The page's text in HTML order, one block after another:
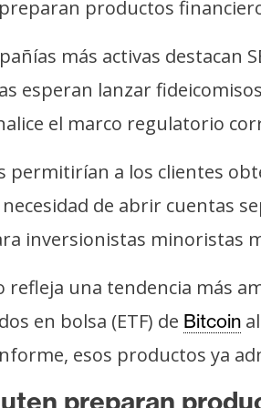
productos
más activas destacan
esperan lanzar
el marco regulatorio
permitirían a los clientes
de abrir cuentas
inversionistas minoristas
refleja una tendencia más
en bolsa (ETF) de Bitcoin
esos productos ya
preparan